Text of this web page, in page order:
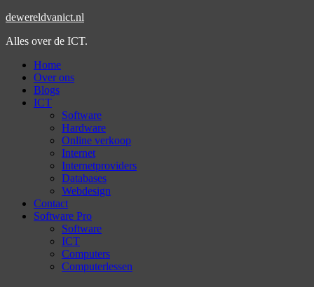
dewereldvanict.nl
Alles over de ICT.
Home
Over ons
Blogs
ICT
Software
Hardware
Online verkoop
Internet
Internetproviders
Databases
Webdesign
Contact
Software Pro
Software
ICT
Computers
Computerlessen